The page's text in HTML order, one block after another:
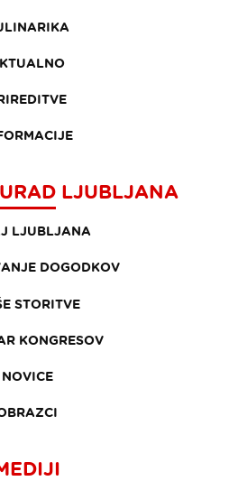
LJUBLJANA
LJUBLJANA
DOGODKOV
STORITVE
KONGRESOV
NOVICE